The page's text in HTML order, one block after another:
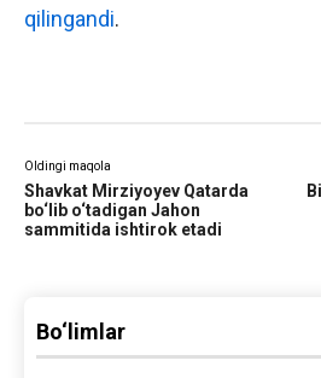
qilingandi.
Oldingi maqola
Shavkat Mirziyoyev Qatarda
bo‘lib o‘tadigan Jahon
sammitida ishtirok etadi
Bo‘limlar